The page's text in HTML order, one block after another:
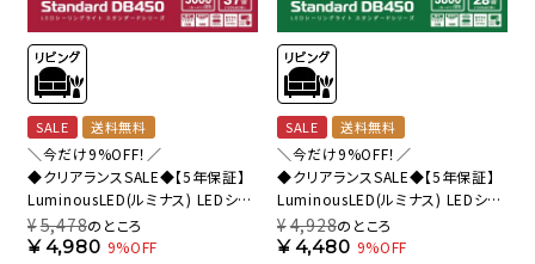
SALE 送料無料
＼今だけ9%OFF！／
◆クリアランスSALE◆【5年保証】
LuminousLED(ルミナス) LEDシー
リングライト ～12畳用 調光モデル
DB45-A12DX 【SH】
¥5,478のところ
¥4,980 9%OFF
SALE 送料無料
＼今だけ9%OFF！／
◆クリアランスSALE◆【5年保証】
LuminousLED(ルミナス) LEDシー
リングライト ～8畳用 調光モデル
DB45-A08DX 【SH】
¥4,928のところ
¥4,480 9%OFF